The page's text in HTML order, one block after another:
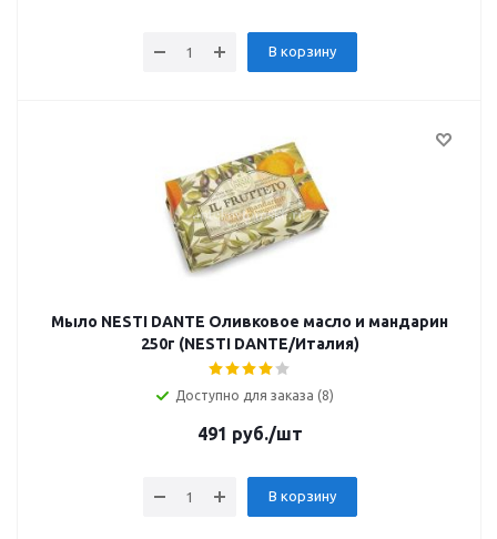
В корзину
Мыло NESTI DANTE Оливковое масло и мандарин
250г (NESTI DANTE/Италия)
Доступно для заказа (8)
491 руб./шт
В корзину